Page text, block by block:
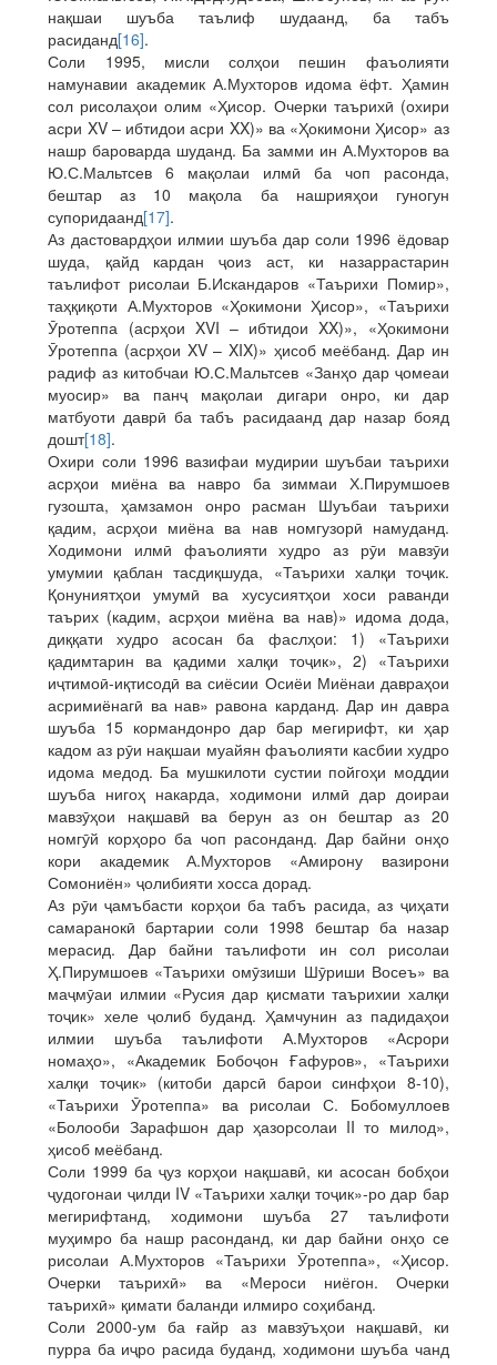
нақшаи шуъба таълиф шудаанд, ба табъ
расиданд[16].
Соли 1995, мисли солҳои пешин фаъолияти
намунавии академик А.Мухторов идома ёфт. Ҳамин
сол рисолаҳои олим «Ҳисор. Очерки таърихӣ (охири
асри XV – ибтидои асри XX)» ва «Ҳокимони Ҳисор» аз
нашр бароварда шуданд. Ба замми ин А.Мухторов ва
Ю.С.Мальтсев 6 мақолаи илмӣ ба чоп расонда,
бештар аз 10 мақола ба нашрияҳои гуногун
супоридаанд[17].
Аз дастовардҳои илмии шуъба дар соли 1996 ёдовар
шуда, қайд кардан ҷоиз аст, ки назаррастарин
таълифот рисолаи Б.Искандаров «Таърихи Помир»,
таҳқиқоти А.Мухторов «Ҳокимони Ҳисор», «Таърихи
Ӯротеппа (асрҳои XVI – ибтидои XX)», «Ҳокимони
Ӯротеппа (асрҳои XV – XIX)» ҳисоб меёбанд. Дар ин
радиф аз китобчаи Ю.С.Мальтсев «Занҳо дар ҷомеаи
муосир» ва панҷ мақолаи дигари онро, ки дар
матбуоти даврӣ ба табъ расидаанд дар назар бояд
дошт[18].
Охири соли 1996 вазифаи мудирии шуъбаи таърихи
асрҳои миёна ва навро ба зиммаи Х.Пирумшоев
гузошта, ҳамзамон онро расман Шуъбаи таърихи
қадим, асрҳои миёна ва нав номгузорӣ намуданд.
Ходимони илмӣ фаъолияти худро аз рӯи мавзӯи
умумии қаблан тасдиқшуда, «Таърихи халқи тоҷик.
Қонуниятҳои умумӣ ва хусусиятҳои хоси раванди
таърих (кадим, асрҳои миёна ва нав)» идома дода,
диққати худро асосан ба фаслҳои: 1) «Таърихи
қадимтарин ва қадими халқи тоҷик», 2) «Таърихи
иҷтимоӣ-иқтисодӣ ва сиёсии Осиёи Миёнаи давраҳои
асримиёнагӣ ва нав» равона карданд. Дар ин давра
шуъба 15 кормандонро дар бар мегирифт, ки ҳар
кадом аз рӯи нақшаи муайян фаъолияти касбии худро
идома медод. Ба мушкилоти сустии пойгоҳи моддии
шуъба нигоҳ накарда, ходимони илмӣ дар доираи
мавзӯҳои нақшавӣ ва берун аз он бештар аз 20
номгӯй корҳоро ба чоп расонданд. Дар байни онҳо
кори академик А.Мухторов «Амирону вазирони
Сомониён» ҷолибияти хосса дорад.
Аз рӯи ҷамъбасти корҳои ба табъ расида, аз ҷиҳати
самаранокӣ бартарии соли 1998 бештар ба назар
мерасид. Дар байни таълифоти ин сол рисолаи
Ҳ.Пирумшоев «Таърихи омӯзиши Шӯриши Восеъ» ва
маҷмӯаи илмии «Русия дар қисмати таърихии халқи
тоҷик» хеле ҷолиб буданд. Ҳамчунин аз падидаҳои
илмии шуъба таълифоти А.Мухторов «Асрори
номаҳо», «Академик Бобоҷон Ғафуров», «Таърихи
халқи тоҷик» (китоби дарсӣ барои синфҳои 8-10),
«Таърихи Ӯротеппа» ва рисолаи С. Бобомуллоев
«Болооби Зарафшон дар ҳазорсолаи II то милод»,
ҳисоб меёбанд.
Соли 1999 ба ҷуз корҳои нақшавӣ, ки асосан бобҳои
ҷудогонаи ҷилди IV «Таърихи халқи тоҷик»-ро дар бар
мегирифтанд, ходимони шуъба 27 таълифоти
муҳимро ба нашр расонданд, ки дар байни онҳо се
рисолаи А.Мухторов «Таърихи Ӯротеппа», «Ҳисор.
Очерки таърихӣ» ва «Мероси ниёгон. Очерки
таърихӣ» қимати баланди илмиро соҳибанд.
Соли 2000-ум ба ғайр аз мавзӯъҳои нақшавӣ, ки
пурра ба иҷро расида буданд, ходимони шуъба чанд